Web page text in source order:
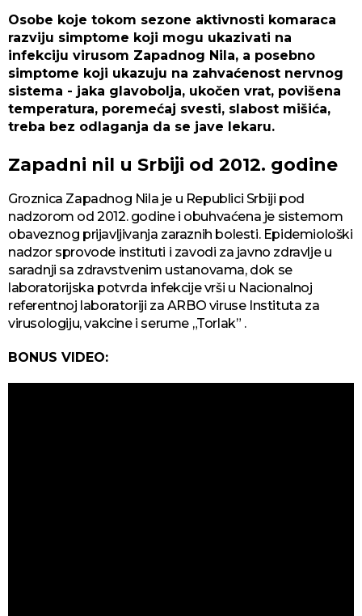
Osobe koje tokom sezone aktivnosti komaraca
razviju simptome koji mogu ukazivati na
infekciju virusom Zapadnog Nila, a posebno
simptome koji ukazuju na zahvaćenost nervnog
sistema - jaka glavobolja, ukočen vrat, povišena
temperatura, poremećaj svesti, slabost mišića,
treba bez odlaganja da se jave lekaru.
Zapadni nil u Srbiji od 2012. godine
Groznica Zapadnog Nila je u Republici Srbiji pod
nadzorom od 2012. godine i obuhvaćena je sistemom
obaveznog prijavljivanja zaraznih bolesti. Epidemiološki
nadzor sprovode instituti i zavodi za javno zdravlje u
saradnji sa zdravstvenim ustanovama, dok se
laboratorijska potvrda infekcije vrši u Nacionalnoj
referentnoj laboratoriji za ARBO viruse Instituta za
virusologiju, vakcine i serume „Torlak” .
BONUS VIDEO: